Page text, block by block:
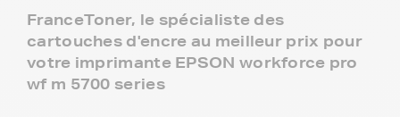
FranceToner, le spécialiste des
cartouches d'encre au meilleur prix pour
votre imprimante EPSON workforce pro
wf m 5700 series